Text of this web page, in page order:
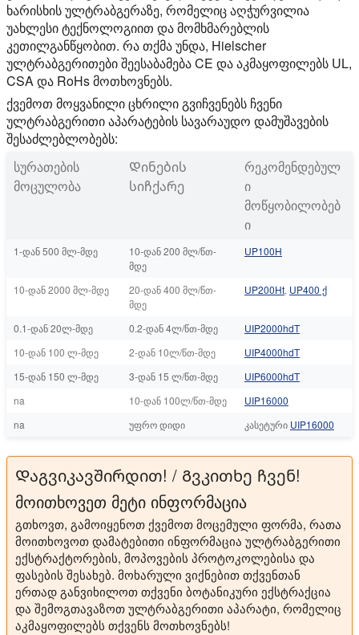
ხარისხის ულტრაბგერაზე, რომელიც აღჭურვილია
უახლესი ტექნოლოგიით და მომხმარებლის
კეთილგანწყობით. რა თქმა უნდა, Hielscher
ულტრაბგერითები შეესაბამება CE და აკმაყოფილებს UL,
CSA და RoHs მოთხოვნებს.
ქვემოთ მოყვანილი ცხრილი გვიჩვენებს ჩვენი
ულტრაბგერითი აპარატების სავარაუდო დამუშავების
შესაძლებლობებს:
სურათების
მოცულობა
Დინების
სიჩქარე
რეკომენდებულ
ი
მოწყობილობებ
ი
1-დან 500 მლ-მდე
10-დან 200 მლ/წთ-
მდე
UP100H
10-დან 2000 მლ-მდე
20-დან 400 მლ/წთ-
მდე
UP200Ht, UP400 ქ
0.1-დან 20ლ-მდე 0.2-დან 4ლ/წთ-მდე
UIP2000hdT
10-დან 100 ლ-მდე
2-დან 10ლ/წთ-მდე
UIP4000hdT
15-დან 150 ლ-მდე
3-დან 15 ლ/წთ-მდე
UIP6000hdT
na
10-დან 100ლ/წთ-მდე
UIP16000
na
უფრო დიდი კასეტური UIP16000
Დაგვიკავშირდით! / Გვკითხე ჩვენ!
მოითხოვეთ მეტი ინფორმაცია
გთხოვთ, გამოიყენოთ ქვემოთ მოცემული ფორმა, რათა
მოითხოვოთ დამატებითი ინფორმაცია ულტრაბგერითი
ექსტრაქტორების, მოპოვების პროტოკოლებისა და
ფასების შესახებ. მოხარული ვიქნებით თქვენთან
ერთად განვიხილოთ თქვენი ბოტანიკური ექსტრაქცია
და შემოგთავაზოთ ულტრაბგერითი აპარატი, რომელიც
აკმაყოფილებს თქვენს მოთხოვნებს!